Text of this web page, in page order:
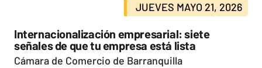
JUEVES MAYO 21, 2026
Internacionalización empresarial: siete
señales de que tu empresa está lista
Cámara de Comercio de Barranquilla